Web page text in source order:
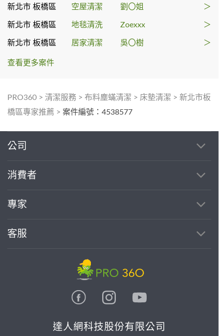
新北市 板橋區 空屋清潔 劉〇姐 ＞
新北市 板橋區 地毯清洗 Zoexxx ＞
新北市 板橋區 居家清潔 吳〇樹 ＞
查看更多案件
PRO360 > 清潔服務 > 布料塵蟎清潔 > 床墊清潔 > 新北市板
橋區專家推薦 > 案件編號：4538577
公司
消費者
專家
客服
達人網科技股份有限公司